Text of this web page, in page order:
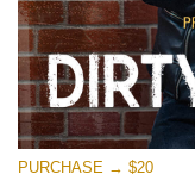
PURCHASE → $20